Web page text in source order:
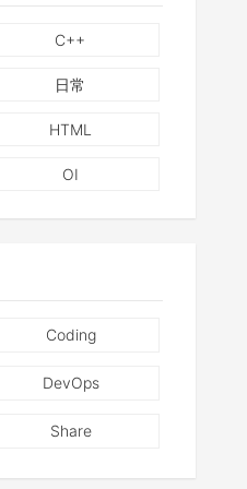
C++
日常
HTML
OI
Coding
DevOps
Share